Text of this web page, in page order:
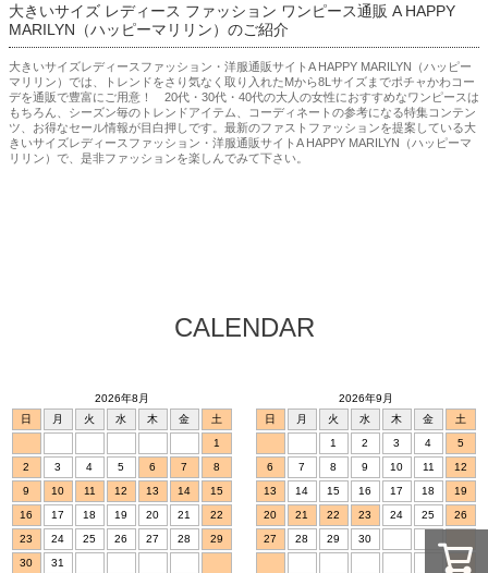
大きいサイズ レディース ファッション ワンピース通販 A HAPPY
MARILYN（ハッピーマリリン）のご紹介
大きいサイズレディースファッション・洋服通販サイトA HAPPY MARILYN（ハッピー
マリリン）では、トレンドをさり気なく取り入れたMから8Lサイズまでポチャかわコー
デを通販で豊富にご用意！ 20代・30代・40代の大人の女性におすすめなワンピースは
もちろん、シーズン毎のトレンドアイテム、コーディネートの参考になる特集コンテン
ツ、お得なセール情報が目白押しです。最新のファストファッションを提案している大
きいサイズレディースファッション・洋服通販サイトA HAPPY MARILYN（ハッピーマ
リリン）で、是非ファッションを楽しんでみて下さい。
CALENDAR
2026年8月
日
月 火 水 木 金
土
1
2
3 4 5 6 7
8
9
10 11 12 13 14
15
16
17 18 19 20 21
22
23
24 25 26 27 28
29
30
31
2026年9月
日
月 火 水 木 金
土
1
2 3 4
5
6
7 8 9 10 11
12
13
14 15 16 17 18
19
20
21 22 23 24 25
26
27
28 29 30